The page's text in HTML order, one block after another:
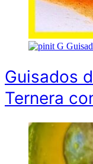
G
Guisados
Ternera